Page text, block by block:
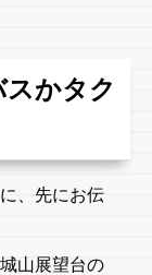
かタク
、先にお伝
山展望台の